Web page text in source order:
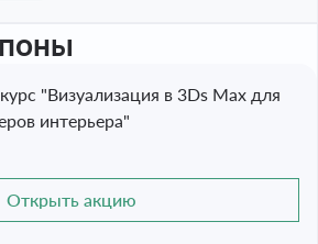
"Визуализация в 3Ds Max для
интерьера"
Открыть акцию